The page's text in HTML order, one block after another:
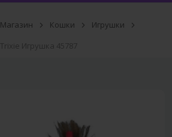
Магазин Кошки
Игрушки
Trixie Игрушка 45787